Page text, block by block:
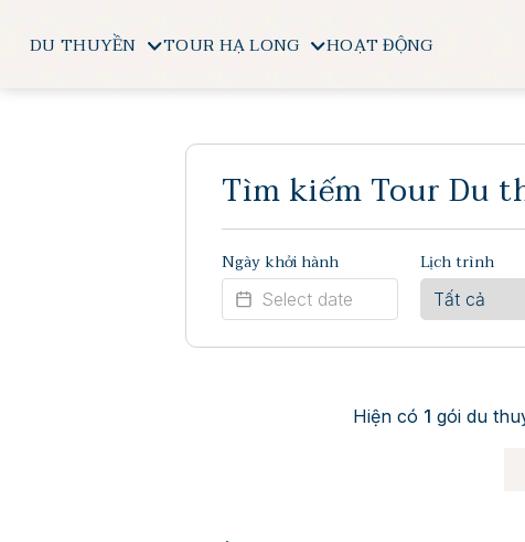
DU THUYỀN TOUR HẠ LONG HOẠT ĐỘNG
Tìm kiếm Tour Du
Ngày khởi hành Lịch trình
Hiện có 1 gói du